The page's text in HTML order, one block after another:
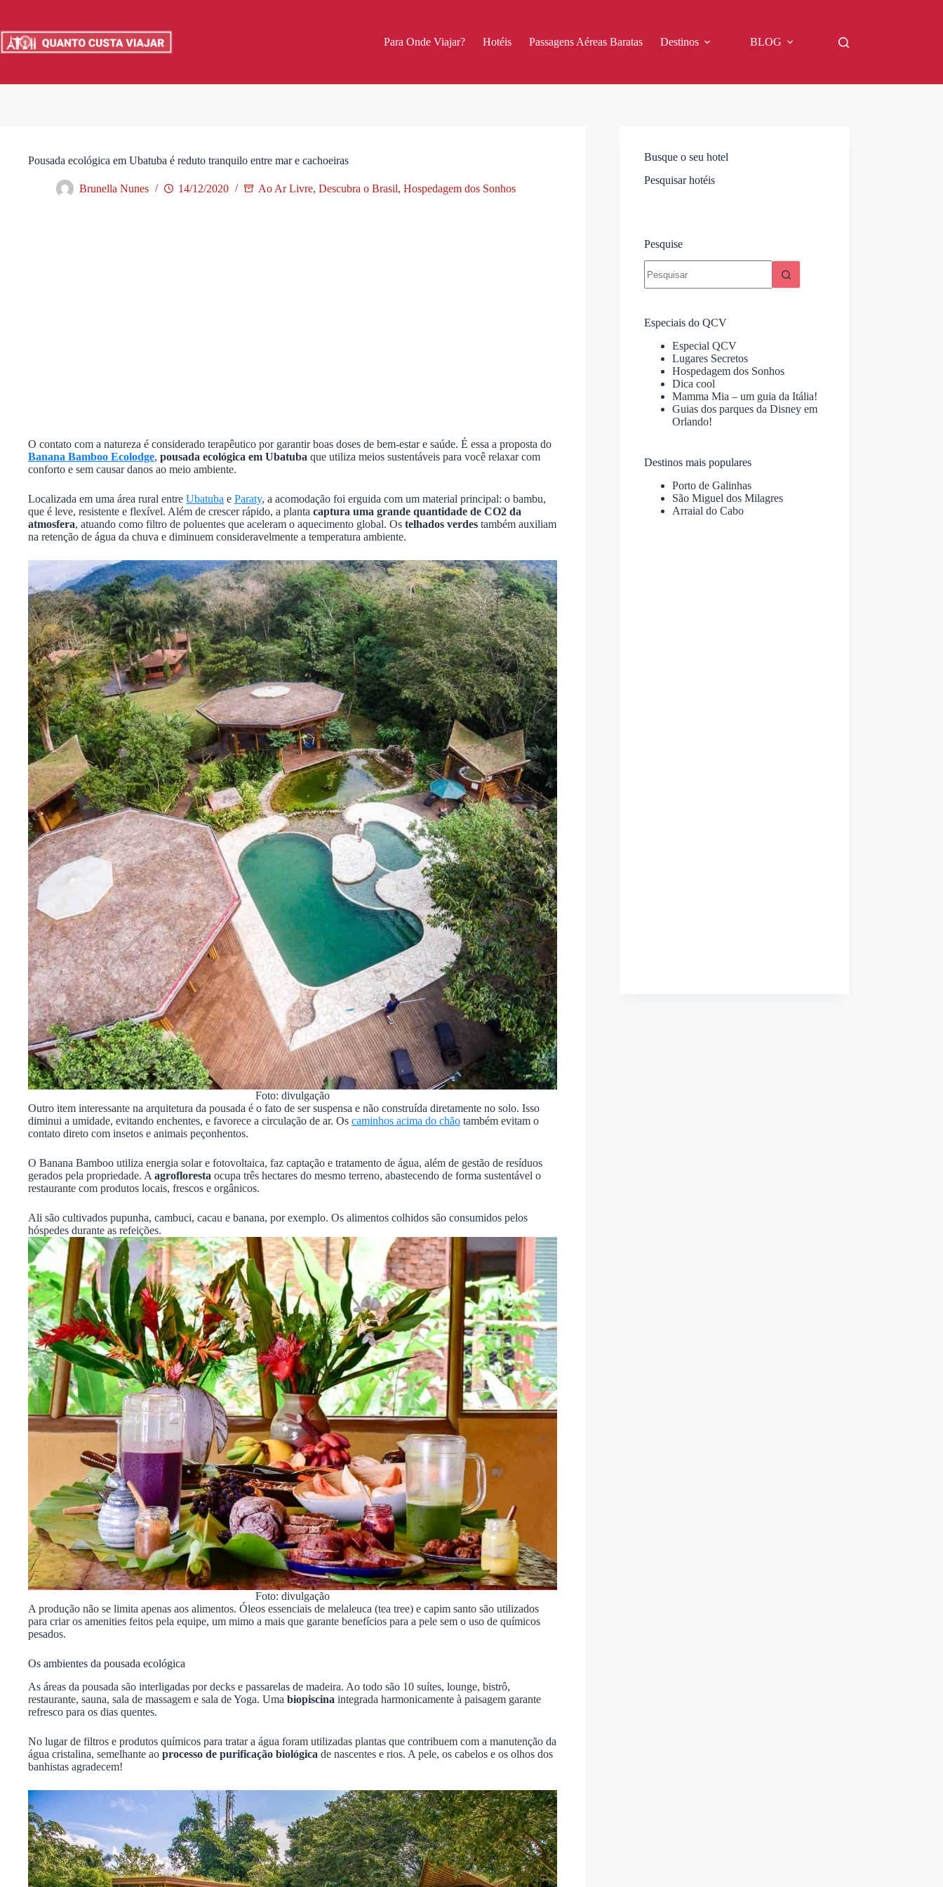
o
conteúdo
Para Onde Viajar? Hotéis Passagens Aéreas Baratas Destinos BLOG
Pousada ecológica em Ubatuba é reduto tranquilo entre mar e cachoeiras
Brunella Nunes 14/12/2020 Ao Ar Livre, Descubra o Brasil, Hospedagem dos Sonhos
O contato com a natureza é considerado terapêutico por garantir boas doses de bem-estar e saúde. É essa a proposta do
Banana Bamboo Ecolodge, pousada ecológica em Ubatuba que utiliza meios sustentáveis para você relaxar com
conforto e sem causar danos ao meio ambiente.
Localizada em uma área rural entre Ubatuba e Paraty, a acomodação foi erguida com um material principal: o bambu,
que é leve, resistente e flexível. Além de crescer rápido, a planta captura uma grande quantidade de CO2 da
atmosfera, atuando como filtro de poluentes que aceleram o aquecimento global. Os telhados verdes também auxiliam
na retenção de água da chuva e diminuem consideravelmente a temperatura ambiente.
Foto: divulgação
Outro item interessante na arquitetura da pousada é o fato de ser suspensa e não construída diretamente no solo. Isso
diminui a umidade, evitando enchentes, e favorece a circulação de ar. Os caminhos acima do chão também evitam o
contato direto com insetos e animais peçonhentos.
O Banana Bamboo utiliza energia solar e fotovoltaica, faz captação e tratamento de água, além de gestão de resíduos
gerados pela propriedade. A agrofloresta ocupa três hectares do mesmo terreno, abastecendo de forma sustentável o
restaurante com produtos locais, frescos e orgânicos.
Ali são cultivados pupunha, cambuci, cacau e banana, por exemplo. Os alimentos colhidos são consumidos pelos
hóspedes durante as refeições.
Foto: divulgação
A produção não se limita apenas aos alimentos. Óleos essenciais de melaleuca (tea tree) e capim santo são utilizados
para criar os amenities feitos pela equipe, um mimo a mais que garante benefícios para a pele sem o uso de químicos
pesados.
Os ambientes da pousada ecológica
As áreas da pousada são interligadas por decks e passarelas de madeira. Ao todo são 10 suítes, lounge, bistrô,
restaurante, sauna, sala de massagem e sala de Yoga. Uma biopiscina integrada harmonicamente à paisagem garante
refresco para os dias quentes.
No lugar de filtros e produtos químicos para tratar a água foram utilizadas plantas que contribuem com a manutenção da
água cristalina, semelhante ao processo de purificação biológica de nascentes e rios. A pele, os cabelos e os olhos dos
banhistas agradecem!
Busque o seu hotel
Pesquisar hotéis
Pesquise
resultados
Especiais do QCV
Especial QCV
Lugares Secretos
Hospedagem dos Sonhos
Dica cool
Mamma Mia – um guia da Itália!
Guias dos parques da Disney em
Orlando!
Destinos mais populares
Porto de Galinhas
São Miguel dos Milagres
Arraial do Cabo